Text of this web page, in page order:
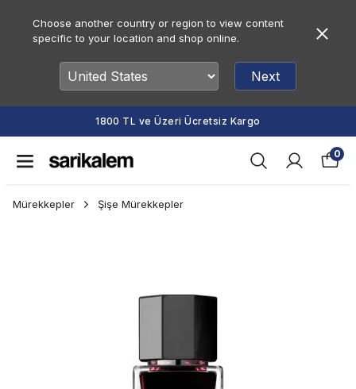
Choose another country or region to view content
specific to your location and shop online.
Next
1800 TL ve Üzeri Ücretsiz Kargo
0
Mürekkepler Şişe Mürekkepler